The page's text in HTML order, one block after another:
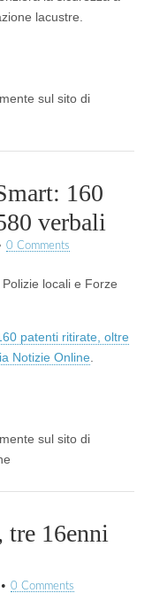
lacustre.
sul sito di
160
verbali
0 Comments
locali e Forze
patenti ritirate, oltre
Notizie Online
sul sito di
tre 16enni
• 0 Comments